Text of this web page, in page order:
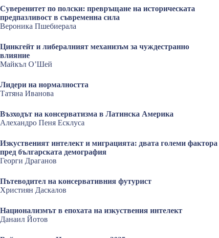
Суверенитет по полски: превръщане на историческата
предпазливост в съвременна сила
Вероника Пшебиерала
Цинкгейт и либералният механизъм за чуждестранно
влияние
Майкъл О’Шей
Лидери на нормалността
Татяна Иванова
Възходът на консерватизма в Латинска Америка
Алехандро Пеня Есклуса
Изкуственият интелект и миграцията: двата големи фактора
пред българската демография
Георги Драганов
Пътеводител на консервативния футурист
Християн Даскалов
Национализмът в епохата на изкуствения интелект
Данаил Йотов